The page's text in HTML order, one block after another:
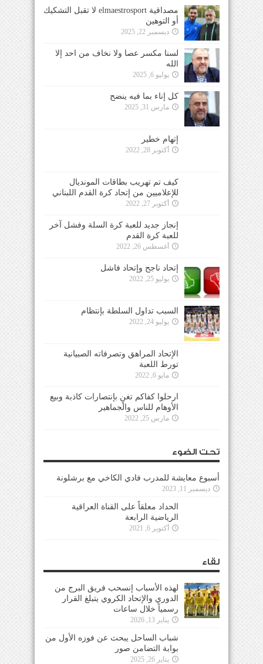
مصداقية elmaestrosport لا تقبل التشكيك
أو التوهين
ديسمبر 22, 2025
لسنا مكسر عصا ولا نخاف من احد إلا
الله
يوليو 6, 2025
كل إناء بما فيه ينضح
مارس 31, 2025
إتهام خطير
أكتوبر 28, 2022
كيف تم تهريب بطاقات المونديال
للإعلاميين من إتحاد كرة القدم اللبناني
أكتوبر 27, 2022
إنجاز جديد للعبة كرة السلة وفشل آخر
للعبة كرة القدم
أغسطس 26, 2022
إتحاد ناجح وإتحاد فاشل
يوليو 25, 2022
السبب تداول السلطة بإنتظام
يوليو 24, 2022
الإتحاد المراهق وتصرفاته الصبيانية
تورط اللعبة
مايو 6, 2022
ارحلوا كفاكم تغنٍ بإنتصارات كاذبة وبيع
الأوهام للناس والجماهير
مارس 25, 2022
تحت الضوء
أسبوع معايشة للمدرب فادي الكاخي مع برشلونة
ديسمبر 11, 2023
الحداد معلقاً على القناة العراقية
الرياضية الرابعة
أكتوبر 6, 2021
لقاء
لهذه الأسباب إنسحب فريق البرج من
الدوري والإتحاد الكروي يتبلغ القرار
رسمياً خلال ساعات
يناير 13, 2026
شباب الساحل يبحث عن فوزه الأول من
بوابة التضامن صور
يناير 26, 2025